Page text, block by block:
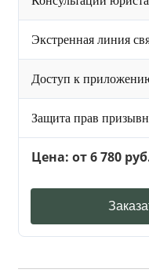
Экстренная линия
Доступ к
Защита прав
Цена: от 6 780